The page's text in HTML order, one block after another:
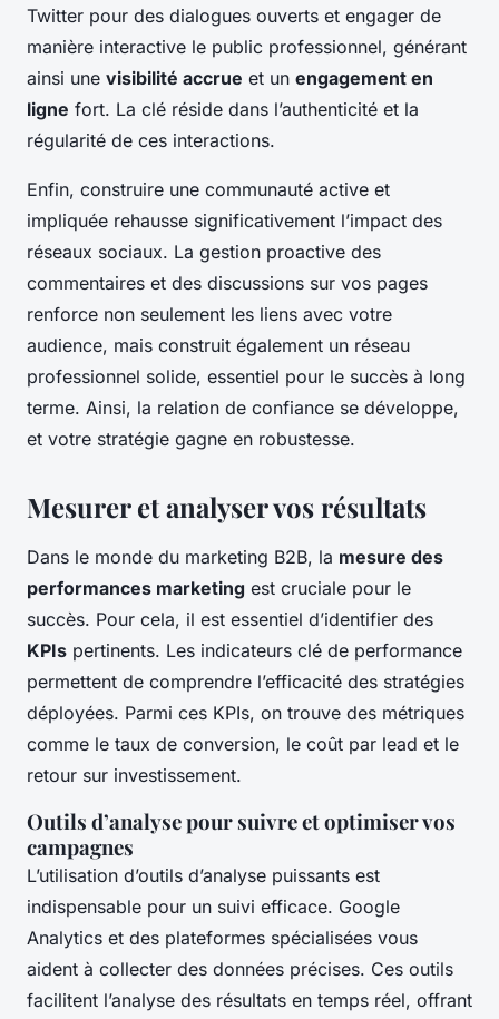
Twitter pour des dialogues ouverts et engager de
manière interactive le public professionnel, générant
ainsi une visibilité accrue et un engagement en
ligne fort. La clé réside dans l’authenticité et la
régularité de ces interactions.
Enfin, construire une communauté active et
impliquée rehausse significativement l’impact des
réseaux sociaux. La gestion proactive des
commentaires et des discussions sur vos pages
renforce non seulement les liens avec votre
audience, mais construit également un réseau
professionnel solide, essentiel pour le succès à long
terme. Ainsi, la relation de confiance se développe,
et votre stratégie gagne en robustesse.
Mesurer et analyser vos résultats
Dans le monde du marketing B2B, la mesure des
performances marketing est cruciale pour le
succès. Pour cela, il est essentiel d’identifier des
KPIs pertinents. Les indicateurs clé de performance
permettent de comprendre l’efficacité des stratégies
déployées. Parmi ces KPIs, on trouve des métriques
comme le taux de conversion, le coût par lead et le
retour sur investissement.
Outils d’analyse pour suivre et optimiser vos
campagnes
L’utilisation d’outils d’analyse puissants est
indispensable pour un suivi efficace. Google
Analytics et des plateformes spécialisées vous
aident à collecter des données précises. Ces outils
facilitent l’analyse des résultats en temps réel, offrant